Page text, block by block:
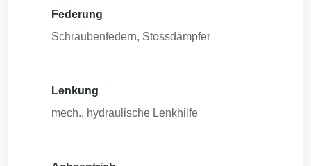
Federung
Schraubenfedern, Stossdämpfer
Lenkung
mech., hydraulische Lenkhilfe